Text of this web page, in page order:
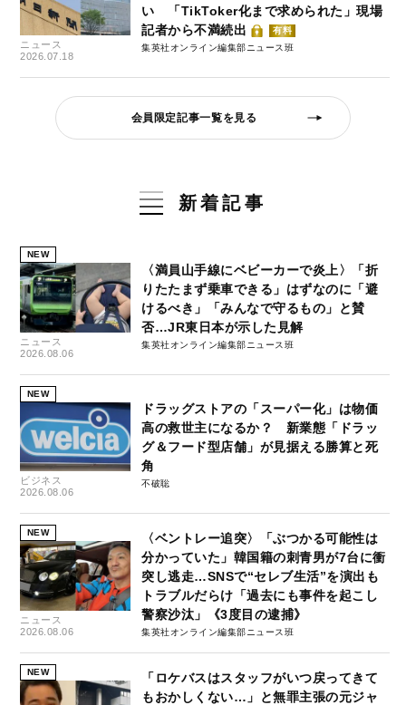
ニュース
2026.07.18
い 「TikToker化まで求められた」現場
記者から不満続出
有料
集英社オンライン編集部ニュース班
会員限定記事一覧を見る
新着記事
NEW
ニュース
2026.08.06
〈満員山手線にベビーカーで炎上〉「折
りたたまず乗車できる」はずなのに「避
けるべき」「みんなで守るもの」と賛
否…JR東日本が示した見解
集英社オンライン編集部ニュース班
NEW
ビジネス
2026.08.06
ドラッグストアの「スーパー化」は物価
高の救世主になるか？ 新業態「ドラッ
グ＆フード型店舗」が見据える勝算と死
角
不破聡
NEW
ニュース
2026.08.06
〈ベントレー追突〉「ぶつかる可能性は
分かっていた」韓国籍の刺青男が7台に衝
突し逃走…SNSで“セレブ生活”を演出も
トラブルだらけ「過去にも事件を起こし
警察沙汰」《3度目の逮捕》
集英社オンライン編集部ニュース班
NEW
「ロケバスはスタッフがいつ戻ってきて
もおかしくない…」と無罪主張の元ジャ